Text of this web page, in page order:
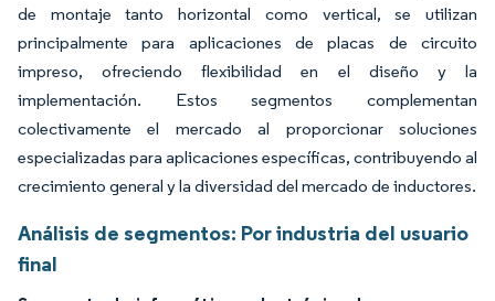
de montaje tanto horizontal como vertical, se utilizan
principalmente para aplicaciones de placas de circuito
impreso, ofreciendo flexibilidad en el diseño y la
implementación. Estos segmentos complementan
colectivamente el mercado al proporcionar soluciones
especializadas para aplicaciones específicas, contribuyendo al
crecimiento general y la diversidad del mercado de inductores.
Análisis de segmentos: Por industria del usuario
final